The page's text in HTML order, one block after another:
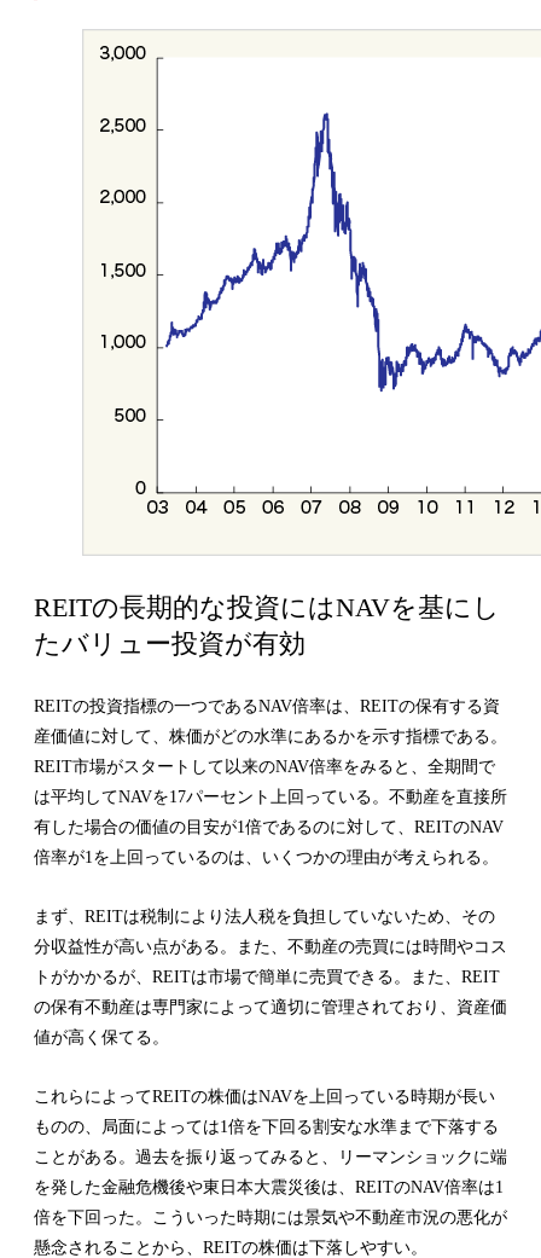
REITの長期的な投資にはNAVを基にし
たバリュー投資が有効
REITの投資指標の一つであるNAV倍率は、REITの保有する資
産価値に対して、株価がどの水準にあるかを示す指標である。
REIT市場がスタートして以来のNAV倍率をみると、全期間で
は平均してNAVを17パーセント上回っている。不動産を直接所
有した場合の価値の目安が1倍であるのに対して、REITのNAV
倍率が1を上回っているのは、いくつかの理由が考えられる。
まず、REITは税制により法人税を負担していないため、その
分収益性が高い点がある。また、不動産の売買には時間やコス
トがかかるが、REITは市場で簡単に売買できる。また、REIT
の保有不動産は専門家によって適切に管理されており、資産価
値が高く保てる。
これらによってREITの株価はNAVを上回っている時期が長い
ものの、局面によっては1倍を下回る割安な水準まで下落する
ことがある。過去を振り返ってみると、リーマンショックに端
を発した金融危機後や東日本大震災後は、REITのNAV倍率は1
倍を下回った。こういった時期には景気や不動産市況の悪化が
懸念されることから、REITの株価は下落しやすい。